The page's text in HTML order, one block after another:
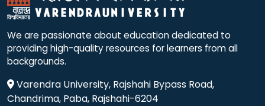
We are passionate about education dedicated to
providing high-quality resources for learners from all
backgrounds.
Varendra University, Rajshahi Bypass Road,
Chandrima, Paba, Rajshahi-6204